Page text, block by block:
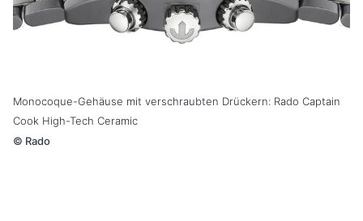
Monocoque-Gehäuse mit verschraubten Drückern: Rado Captain
Cook High-Tech Ceramic
© Rado